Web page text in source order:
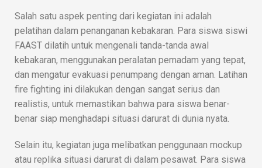
Salah satu aspek penting dari kegiatan ini adalah
pelatihan dalam penanganan kebakaran. Para siswa siswi
FAAST dilatih untuk mengenali tanda-tanda awal
kebakaran, menggunakan peralatan pemadam yang tepat,
dan mengatur evakuasi penumpang dengan aman. Latihan
fire fighting ini dilakukan dengan sangat serius dan
realistis, untuk memastikan bahwa para siswa benar-
benar siap menghadapi situasi darurat di dunia nyata.
Selain itu, kegiatan juga melibatkan penggunaan mockup
atau replika situasi darurat di dalam pesawat. Para siswa